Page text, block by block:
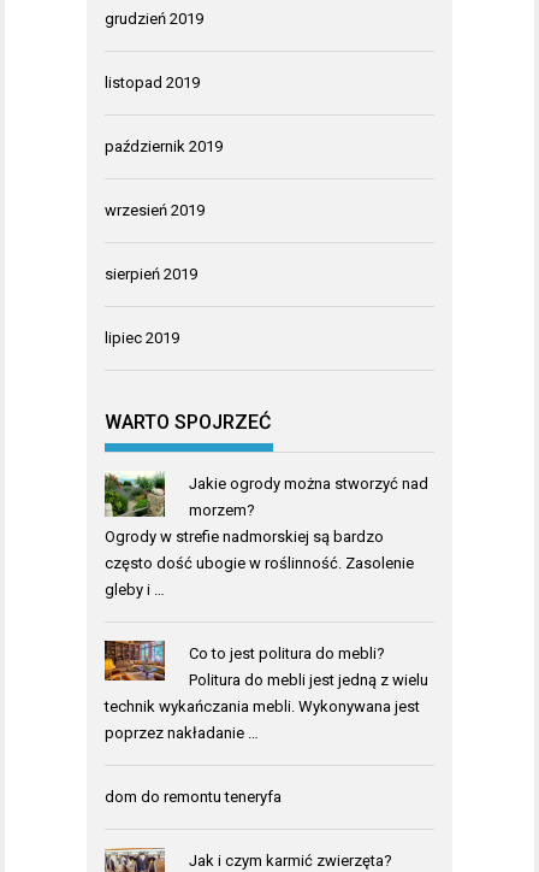
grudzień 2019
listopad 2019
październik 2019
wrzesień 2019
sierpień 2019
lipiec 2019
WARTO SPOJRZEĆ
Jakie ogrody można stworzyć nad
morzem?
Ogrody w strefie nadmorskiej są bardzo
często dość ubogie w roślinność. Zasolenie
gleby i …
Co to jest politura do mebli?
Politura do mebli jest jedną z wielu
technik wykańczania mebli. Wykonywana jest
poprzez nakładanie …
dom do remontu teneryfa
Jak i czym karmić zwierzęta?